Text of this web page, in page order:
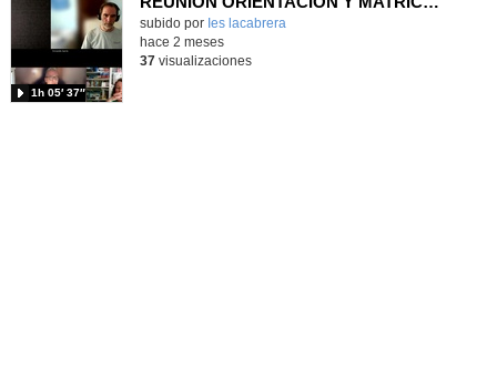
Contenido educativo.
subido por Ies lacabrera
1h 05′ 37″
hace 2 meses
37visualizaciones